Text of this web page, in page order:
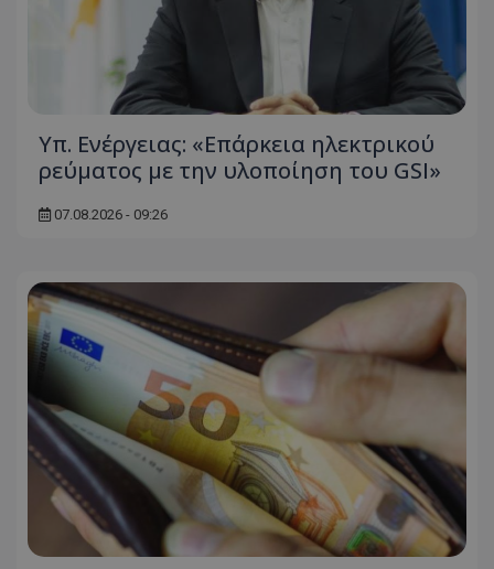
Υπ. Ενέργειας: «Επάρκεια ηλεκτρικού
ρεύματος με την υλοποίηση του GSI»
07.08.2026 - 09:26